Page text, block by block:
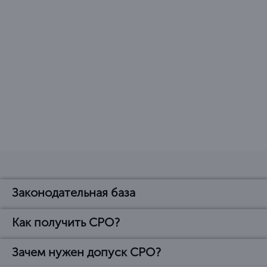
Законодательная база
Законодательная база
Основные нормативно-правовые акты, регулирующие
Как получить СРО?
Как вступить в СРО?
Зачем нужен допуск СРО?